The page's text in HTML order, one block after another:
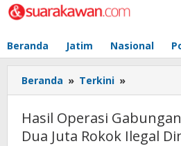
Lewati
ke
Beranda Jatim Nasional
Beranda » Terkini »
Operasi
Gabungan
Polres
Batu,
Hasil Operasi
Dua Juta Rokok Ilegal